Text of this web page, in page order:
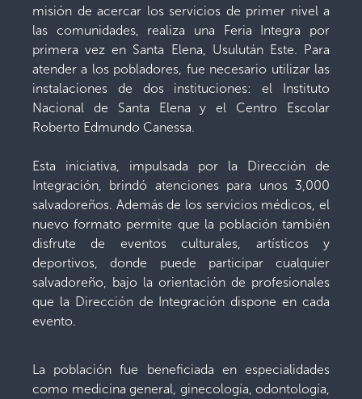
misión de acercar los servicios de primer nivel a
las comunidades, realiza una Feria Integra por
primera vez en Santa Elena, Usulután Este. Para
atender a los pobladores, fue necesario utilizar las
instalaciones de dos instituciones: el Instituto
Nacional de Santa Elena y el Centro Escolar
Roberto Edmundo Canessa.
Esta iniciativa, impulsada por la Dirección de
Integración, brindó atenciones para unos 3,000
salvadoreños. Además de los servicios médicos, el
nuevo formato permite que la población también
disfrute de eventos culturales, artísticos y
deportivos, donde puede participar cualquier
salvadoreño, bajo la orientación de profesionales
que la Dirección de Integración dispone en cada
evento.
La población fue beneficiada en especialidades
como medicina general, ginecología, odontología,